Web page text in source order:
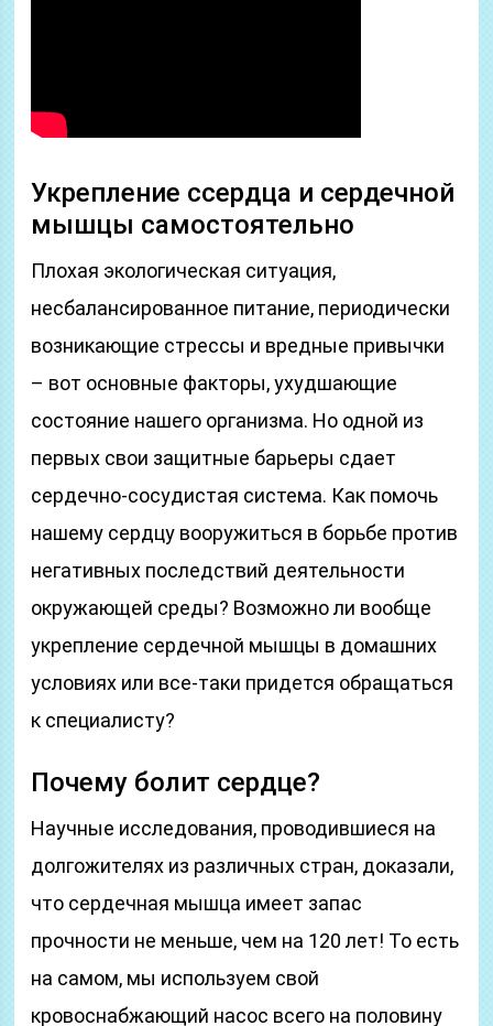
Укрепление ссердца и сердечной
мышцы самостоятельно
Плохая экологическая ситуация,
несбалансированное питание, периодически
возникающие стрессы и вредные привычки
– вот основные факторы, ухудшающие
состояние нашего организма. Но одной из
первых свои защитные барьеры сдает
сердечно-сосудистая система. Как помочь
нашему сердцу вооружиться в борьбе против
негативных последствий деятельности
окружающей среды? Возможно ли вообще
укрепление сердечной мышцы в домашних
условиях или все-таки придется обращаться
к специалисту?
Почему болит сердце?
Научные исследования, проводившиеся на
долгожителях из различных стран, доказали,
что сердечная мышца имеет запас
прочности не меньше, чем на 120 лет! То есть
на самом, мы используем свой
кровоснабжающий насос всего на половину